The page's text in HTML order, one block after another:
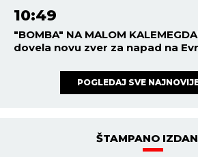
10:49
"BOMBA" NA MALOM
dovela novu zver za napad na
POGLEDAJ SVE
ŠTAMPANO